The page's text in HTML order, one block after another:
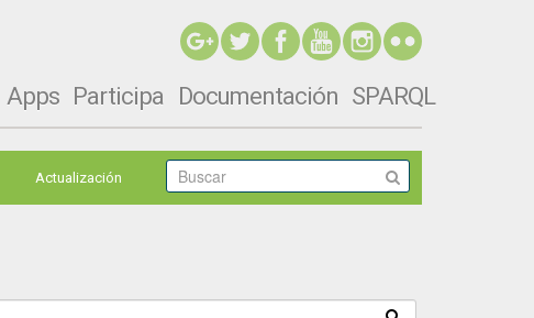
Apps Participa Documentación SPARQL
Actualización